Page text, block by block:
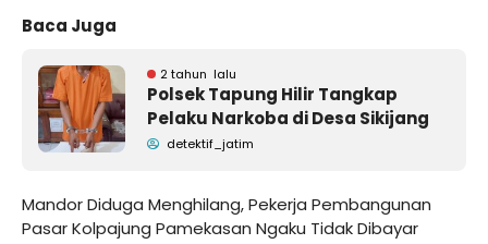
Baca Juga
2 tahun lalu
Polsek Tapung Hilir Tangkap
Pelaku Narkoba di Desa Sikijang
detektif_jatim
Mandor Diduga Menghilang, Pekerja Pembangunan
Pasar Kolpajung Pamekasan Ngaku Tidak Dibayar